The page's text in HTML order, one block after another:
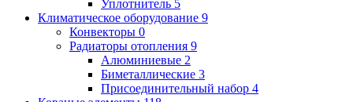
Уплотнитель 5
Климатическое оборудование 9
Конвекторы 0
Радиаторы отопления 9
Алюминиевые 2
Биметаллические 3
Присоединительный набор 4